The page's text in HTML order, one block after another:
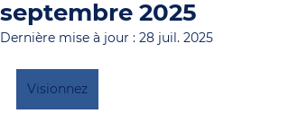
septembre 2025
Dernière mise à jour : 28 juil. 2025
Visionnez